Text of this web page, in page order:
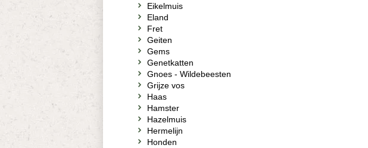
Eikelmuis
Eland
Fret
Geiten
Gems
Genetkatten
Gnoes - Wildebeesten
Grijze vos
Haas
Hamster
Hazelmuis
Hermelijn
Honden